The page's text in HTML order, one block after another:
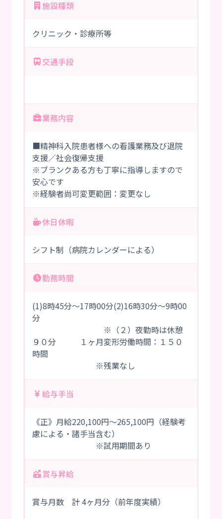
施設種類
クリニック・診療所等
交通手段
業務内容
■精神科入院患者様への看護業務及び退院
支援／社会復帰支援
※ブランクある方も丁寧に指導しますので
安心です
※経験者尚可変更範囲：変更なし
休日休暇
シフト制（病院カレンダーによる）
勤務時間
(1)8時45分～17時00分(2)16時30分～9時00
分
※（２）夜勤時は休憩
９０分 １ヶ月変形労働時間：１５０
時間
※残業なし
給与手当
《正》月給220,100円～265,100円（経験考
慮による・諸手当含む）
※試用期間あり
賞与昇給
賞与月数 計 4ヶ月分（前年度実績）